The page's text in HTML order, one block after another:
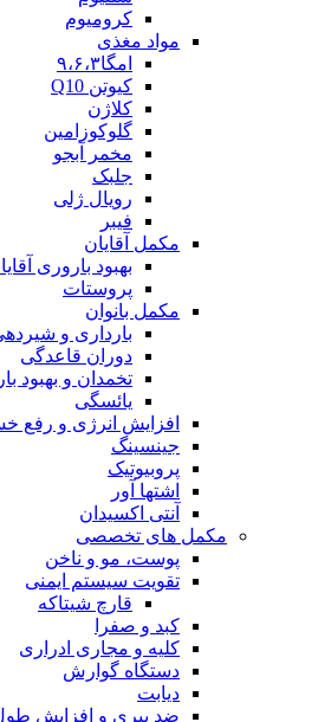
کرومیوم
مواد مغذی
امگا۹،۶،۳
کیوتن Q10
کلاژن
گلوکوزامین
مخمر آبجو
جلبک
رویال ژلی
فیبر
مکمل آقایان
بهبود باروری
پروستات
مکمل بانوان
بارداری و
دوران قاعدگی
تخمدان و بهبود
یائسگی
افزایش انرژی و رفع
جینسینگ
پروبیوتیک
اشتها آور
آنتی اکسیدان
مکمل های تخصصی
پوست، مو و ناخن
تقویت سیستم ایمنی
قارچ شیتاکه
کبد و صفرا
کلیه و مجاری ادراری
دستگاه گوارش
دیابت
ضد پیری و افزایش